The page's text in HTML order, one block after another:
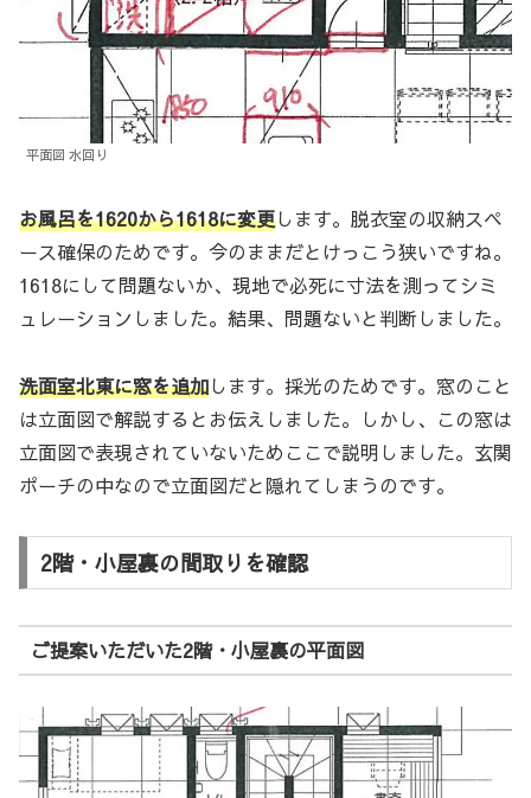
平面図 水回り
お風呂を1620から1618に変更します。脱衣室の収納スペ
ース確保のためです。今のままだとけっこう狭いですね。
1618にして問題ないか、現地で必死に寸法を測ってシミ
ュレーションしました。結果、問題ないと判断しました。
洗面室北東に窓を追加します。採光のためです。窓のこと
は立面図で解説するとお伝えしました。しかし、この窓は
立面図で表現されていないためここで説明しました。玄関
ポーチの中なので立面図だと隠れてしまうのです。
2階・小屋裏の間取りを確認
ご提案いただいた2階・小屋裏の平面図